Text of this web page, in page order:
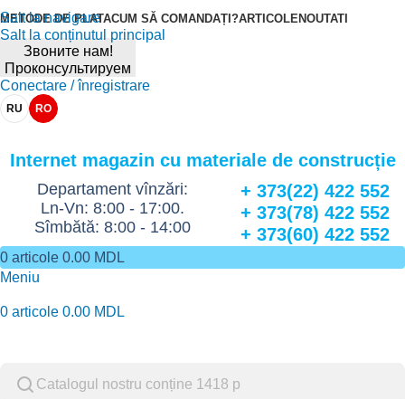
Salt la navigare
Salt la conținutul principal
METODE DE PLATACUM SĂ COMANDAȚI?ARTICOLENOUTATI
Звоните нам!
Проконсультируем
Conectare / înregistrare
RU RO
Internet magazin cu materiale de construcție
Departament vînzări:
Ln-Vn: 8:00 - 17:00.
Sîmbătă: 8:00 - 14:00
+ 373(22) 422 552
+ 373(78) 422 552
+ 373(60) 422 552
0 articole 0.00 MDL
Meniu
0 articole 0.00 MDL